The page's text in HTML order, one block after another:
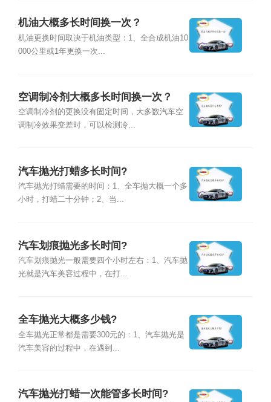
机油大概多长时间换一次？
机油更换时间取决于机油类型：1、全合成机油10
000公里或1年更换一次...
空调制冷剂大概多长时间换一次？
空调制冷剂的更换没有固定时间，大多数汽车空
调制冷效果变差时，可以检测冷...
汽车抛光打蜡多长时间?
汽车抛光打蜡需要的时间：1、全车抛大概一个多
小时，打蜡二十分钟；2、当...
汽车划痕抛光多长时间?
汽车划痕抛光一般需要四个小时左右：1、汽车抛
光就是汽车美容过程中，在打...
全车抛光大概多少钱?
全车抛光正常都是需要300元的：1、汽车抛光是
汽车美容的过程中，在遇到...
汽车抛光打蜡一次能管多长时间?